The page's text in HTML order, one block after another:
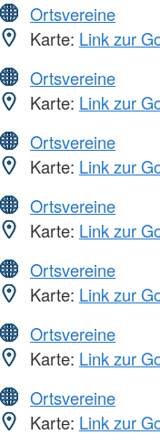
Ortsvereine
Karte: Link zur
Ortsvereine
Karte: Link zur
Ortsvereine
Karte: Link zur
Ortsvereine
Karte: Link zur
Ortsvereine
Karte: Link zur
Ortsvereine
Karte: Link zur
Ortsvereine
Karte: Link zur